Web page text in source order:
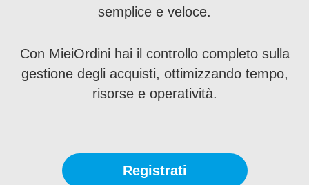
semplice e veloce.
Con MieiOrdini hai il controllo completo sulla
gestione degli acquisti, ottimizzando tempo,
risorse e operatività.
Registrati